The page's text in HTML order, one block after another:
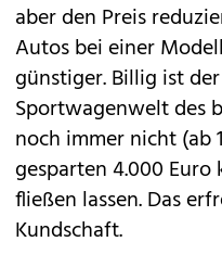
aber den Preis
Autos bei einer
günstiger. Billig ist
Sportwagenwelt des
noch immer nicht (ab
gesparten 4.000 Euro
fließen lassen. Das
Kundschaft.